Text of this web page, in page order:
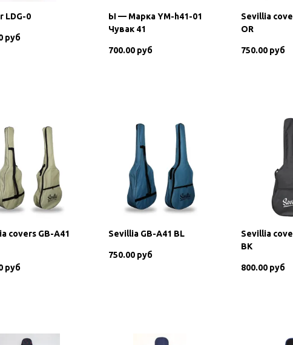
LDG-0
руб
Ы — Марка YM-h41-01
Чувак 41
700.00 руб
Sevillia
OR
750.00 руб
covers GB-A41
руб
Sevillia GB-A41 BL
750.00 руб
Sevillia
BK
800.00 руб